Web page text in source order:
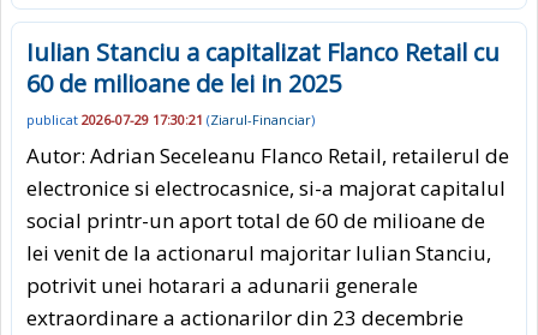
Iulian Stanciu a capitalizat Flanco Retail cu
60 de milioane de lei in 2025
publicat 2026-07-29 17:30:21 (Ziarul-Financiar)
Autor: Adrian Seceleanu Flanco Retail, retailerul de
electronice si electrocasnice, si-a majorat capitalul
social printr-un aport total de 60 de milioane de
lei venit de la actionarul majoritar Iulian Stanciu,
potrivit unei hotarari a adunarii generale
extraordinare a actionarilor din 23 decembrie